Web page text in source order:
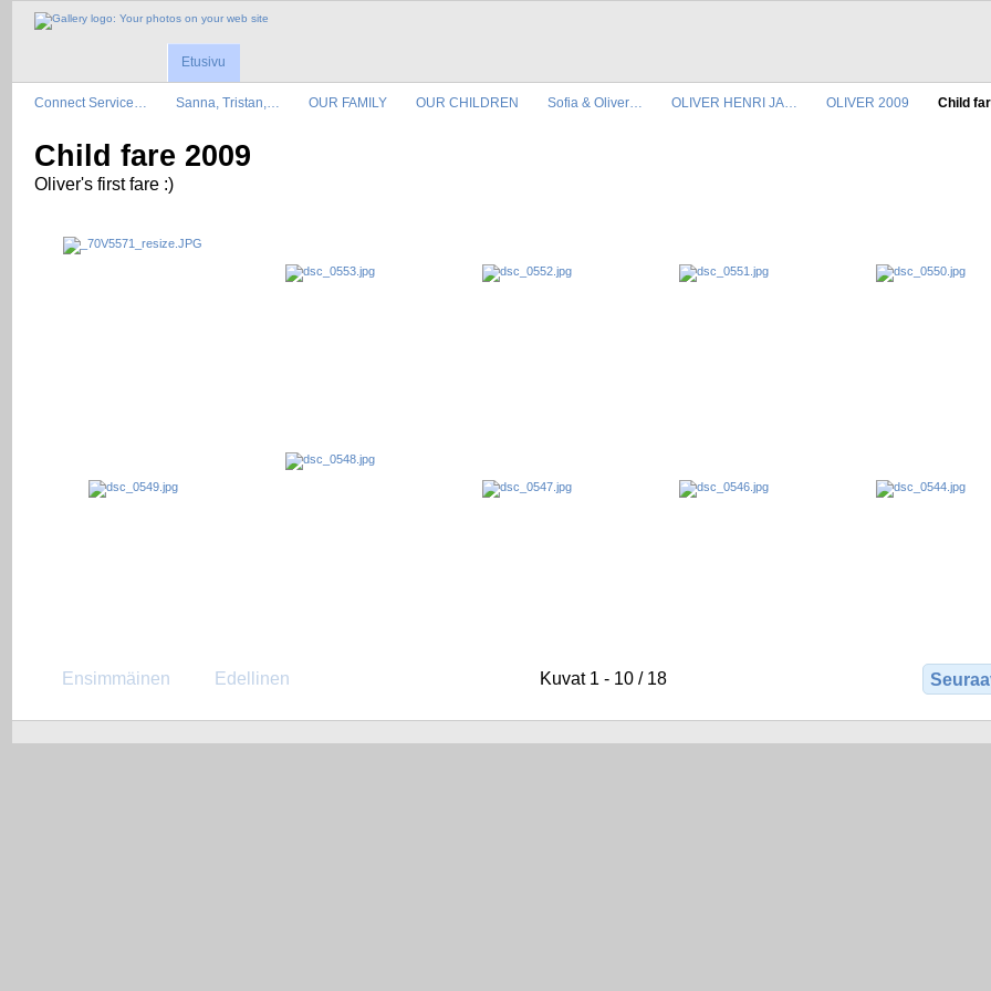
Etusivu
Connect Service… Sanna, Tristan,… OUR FAMILY OUR CHILDREN Sofia & Oliver… OLIVER HENRI JA… OLIVER 2009 Child
Child fare 2009
Oliver's first fare :)
Ensimmäinen Edellinen Kuvat 1 - 10 / 18